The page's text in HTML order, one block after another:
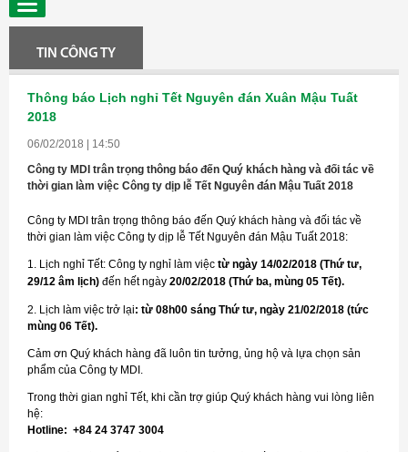
TIN CÔNG TY
Thông báo Lịch nghỉ Tết Nguyên đán Xuân Mậu Tuất
2018
06/02/2018 | 14:50
Công ty MDI trân trọng thông báo đến Quý khách hàng và đối tác về
thời gian làm việc Công ty dịp lễ Tết Nguyên đán Mậu Tuất 2018
Công ty MDI trân trọng thông báo đến Quý khách hàng và đối tác về
thời gian làm việc Công ty dịp lễ Tết Nguyên đán Mậu Tuất 2018:
1. Lịch nghỉ Tết: Công ty nghỉ làm việc từ ngày 14/02/2018 (Thứ tư,
29/12 âm lịch) đến hết ngày 20/02/2018 (Thứ ba, mùng 05 Tết).
2. Lịch làm việc trở lại: từ 08h00 sáng Thứ tư, ngày 21/02/2018 (tức
mùng 06 Tết).
Cảm ơn Quý khách hàng đã luôn tin tưởng, ủng hộ và lựa chọn sản
phẩm của Công ty MDI.
Trong thời gian nghỉ Tết, khi cần trợ giúp Quý khách hàng vui lòng liên
hệ:
Hotline: +84 24 3747 3004